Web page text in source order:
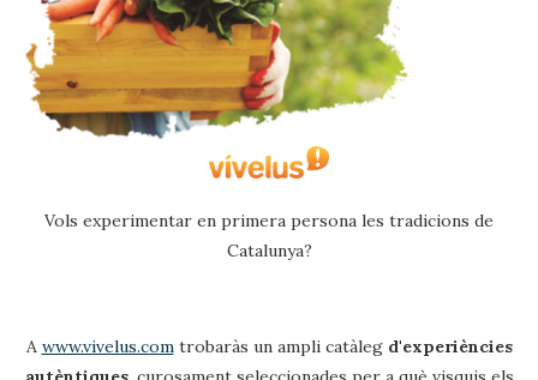
Vols experimentar en primera persona les tradicions de
Catalunya?
A www.vivelus.comtrobaràs un ampli catàleg d'experiències
Tècniques i funcionals
Sempre activades